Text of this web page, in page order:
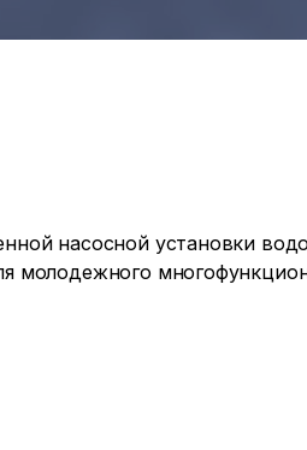
насосной установки
молодежного